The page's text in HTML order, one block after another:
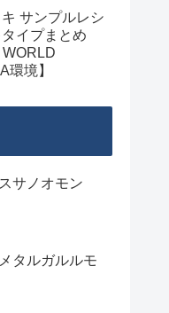
サンプルレシ
イプまとめ
WORLD
環境】
サノオモン
タルガルルモ